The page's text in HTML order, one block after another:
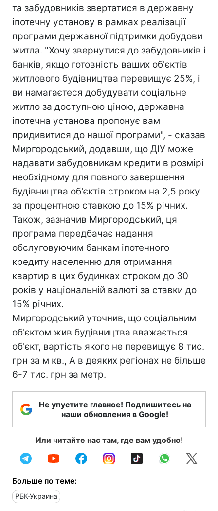
та забудовників звертатися в державну
іпотечну установу в рамках реалізації
програми державної підтримки добудови
житла. "Хочу звернутися до забудовників і
банків, якщо готовність ваших об'єктів
житлового будівництва перевищує 25%, і
ви намагаєтеся добудувати соціальне
житло за доступною ціною, державна
іпотечна установа пропонує вам
придивитися до нашої програми", - сказав
Миргородський, додавши, що ДІУ може
надавати забудовникам кредити в розмірі
необхідному для повного завершення
будівництва об'єктів строком на 2,5 року
за процентною ставкою до 15% річних.
Також, зазначив Миргородський, ця
програма передбачає надання
обслуговуючим банкам іпотечного
кредиту населенню для отримання
квартир в цих будинках строком до 30
років у національній валюті за ставки до
15% річних.
Миргородський уточнив, що соціальним
об'єктом жив будівництва вважається
об'єкт, вартість якого не перевищує 8 тис.
грн за м кв., А в деяких регіонах не більше
6-7 тис. грн за метр.
Не упустите главное! Подпишитесь на
наши обновления в Google!
Или читайте нас там, где вам удобно!
Больше по теме:
РБК-Украина